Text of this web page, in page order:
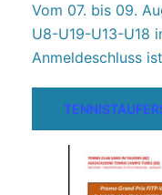
Vom 07. bis 09.
U8-U19-U13-U18
Anmeldeschluss